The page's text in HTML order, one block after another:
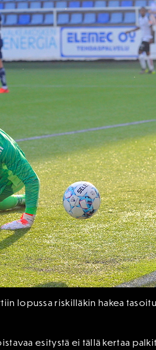
lopussa riskilläkin hakea
esitystä ei tällä kertaa